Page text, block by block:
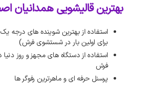
بهترین قالیشویی همدانیان
استفاده از بهترین شوینده های درجه
برای اولین بار در شستشوی فرش)
استفاده از دستگاه های مجهز و روز
فرش
پرسنل حرفه ای و ماهرترین رفوگر ها